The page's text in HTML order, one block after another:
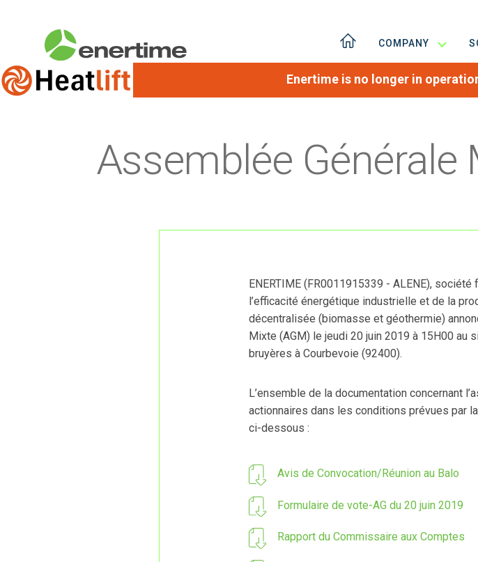
COMPANY
Enertime is no longer in
Assemblée Générale
ENERTIME (FR0011915339 - ALENE),
l’efficacité énergétique industrielle et de la
décentralisée (biomasse et géothermie)
Mixte (AGM) le jeudi 20 juin 2019 à 15H00 au
bruyères à Courbevoie (92400).
L’ensemble de la documentation concernant
actionnaires dans les conditions prévues par
ci-dessous :
Avis de Convocation/Réunion au Balo
Formulaire de vote-AG du 20 juin 2019
Rapport du Commissaire aux Comptes